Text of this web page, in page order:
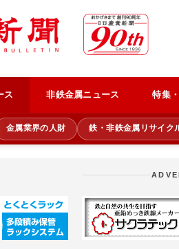
ス 非鉄金属ニュース 特集
金属業界の人財 鉄・非鉄金属リサイク